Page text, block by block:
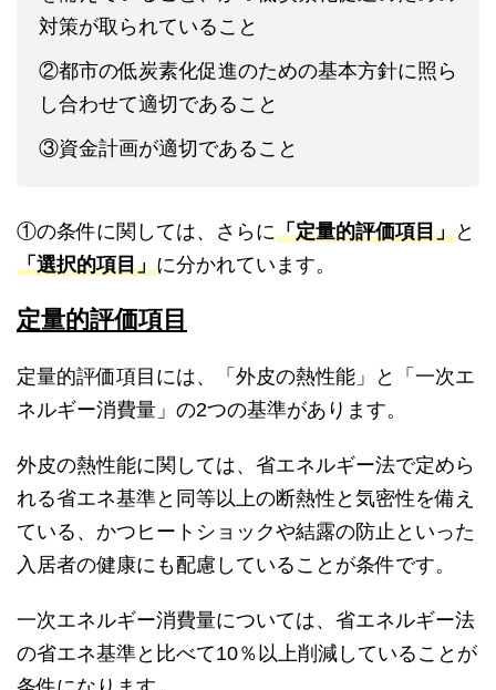
対策が取られていること
②都市の低炭素化促進のための基本方針に照ら
し合わせて適切であること
③資金計画が適切であること
①の条件に関しては、さらに「定量的評価項目」と
「選択的項目」に分かれています。
定量的評価項目
定量的評価項目には、「外皮の熱性能」と「一次エ
ネルギー消費量」の2つの基準があります。
外皮の熱性能に関しては、省エネルギー法で定めら
れる省エネ基準と同等以上の断熱性と気密性を備え
ている、かつヒートショックや結露の防止といった
入居者の健康にも配慮していることが条件です。
一次エネルギー消費量については、省エネルギー法
の省エネ基準と比べて10％以上削減していることが